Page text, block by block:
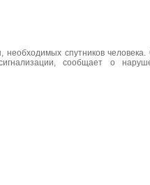
спутников человека.
сообщает о